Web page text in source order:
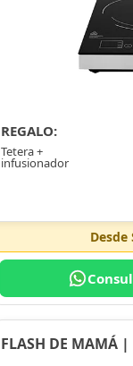
REGALO:
Tetera +
infusionador
Desde
FLASH DE MAMÁ |